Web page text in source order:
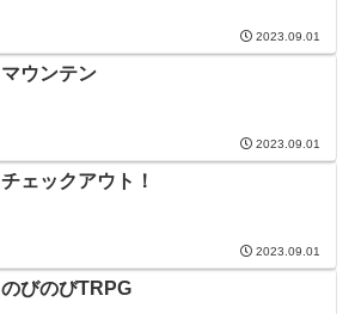
2023.09.01
マウンテン
2023.09.01
チェックアウト！
2023.09.01
のびのびTRPG